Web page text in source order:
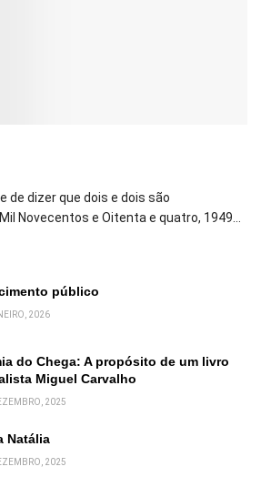
de dizer que dois e dois são
Novecentos e Oitenta e quatro, 1949...
público
2026
do Chega: A propósito de um livro
Miguel Carvalho
2025
Natália
2025